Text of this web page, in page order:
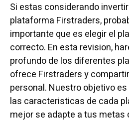
Si estas considerando
plataforma Firstraders,
importante que es elegir el
correcto. En esta revision,
profundo de los diferentes
ofrece Firstraders y
personal. Nuestro objetivo
las caracteristicas de cada
mejor se adapte a tus metas